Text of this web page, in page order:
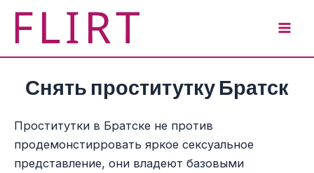
Перейти
содержимому
Снять проститутку Братск
Проститутки в Братске не против
продемонстирровать яркое сексуальное
представление, они владеют базовыми